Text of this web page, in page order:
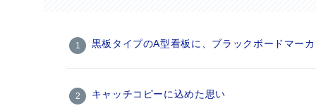
黒板タイプのA型看板に、ブラックボードマーカ
キャッチコピーに込めた思い